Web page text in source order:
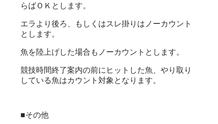
らばＯＫとします。
エラより後ろ、もしくはスレ掛りはノーカウント
とします。
魚を陸上げした場合もノーカウントとします。
競技時間終了案内の前にヒットした魚、やり取り
している魚はカウント対象となります。
■その他